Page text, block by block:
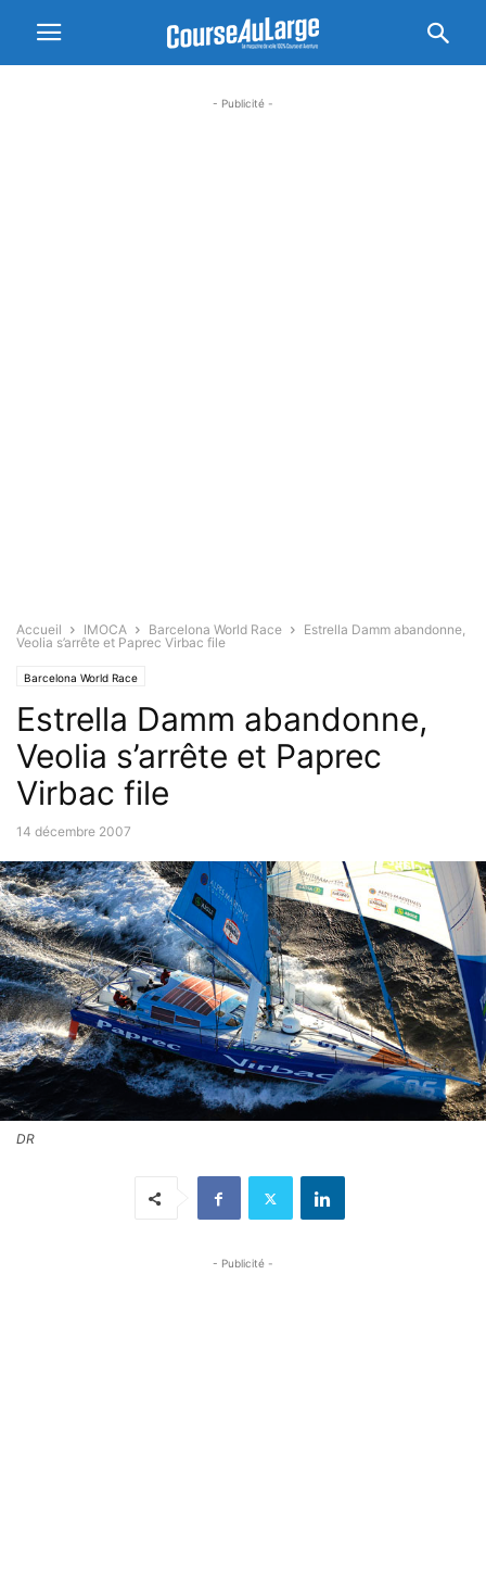
- Publicité -
Accueil IMOCA Barcelona World Race
Estrella Damm abandonne,
Veolia s’arrête et Paprec Virbac file
Barcelona World Race
Estrella Damm abandonne,
Veolia s’arrête et Paprec
Virbac file
14 décembre 2007
DR
- Publicité -